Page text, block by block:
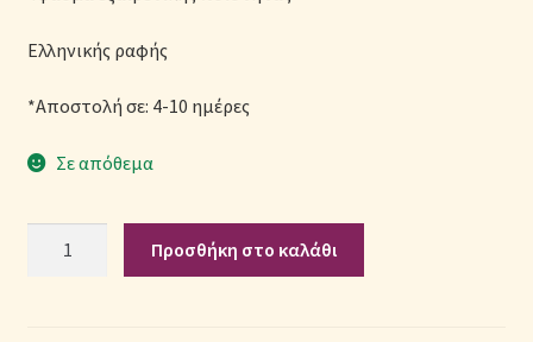
Παπλώματα για Ζεστασιά & Άνεση
Παπλωματοθήκες
Πικέ Κουβέρτες
Ελληνικής ραφής
*Αποστολή σε: 4-10 ημέρες
Σε απόθεμα
Προσθήκη στο καλάθι